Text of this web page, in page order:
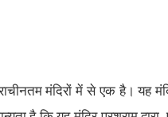
मंदिरों में से एक है। यह